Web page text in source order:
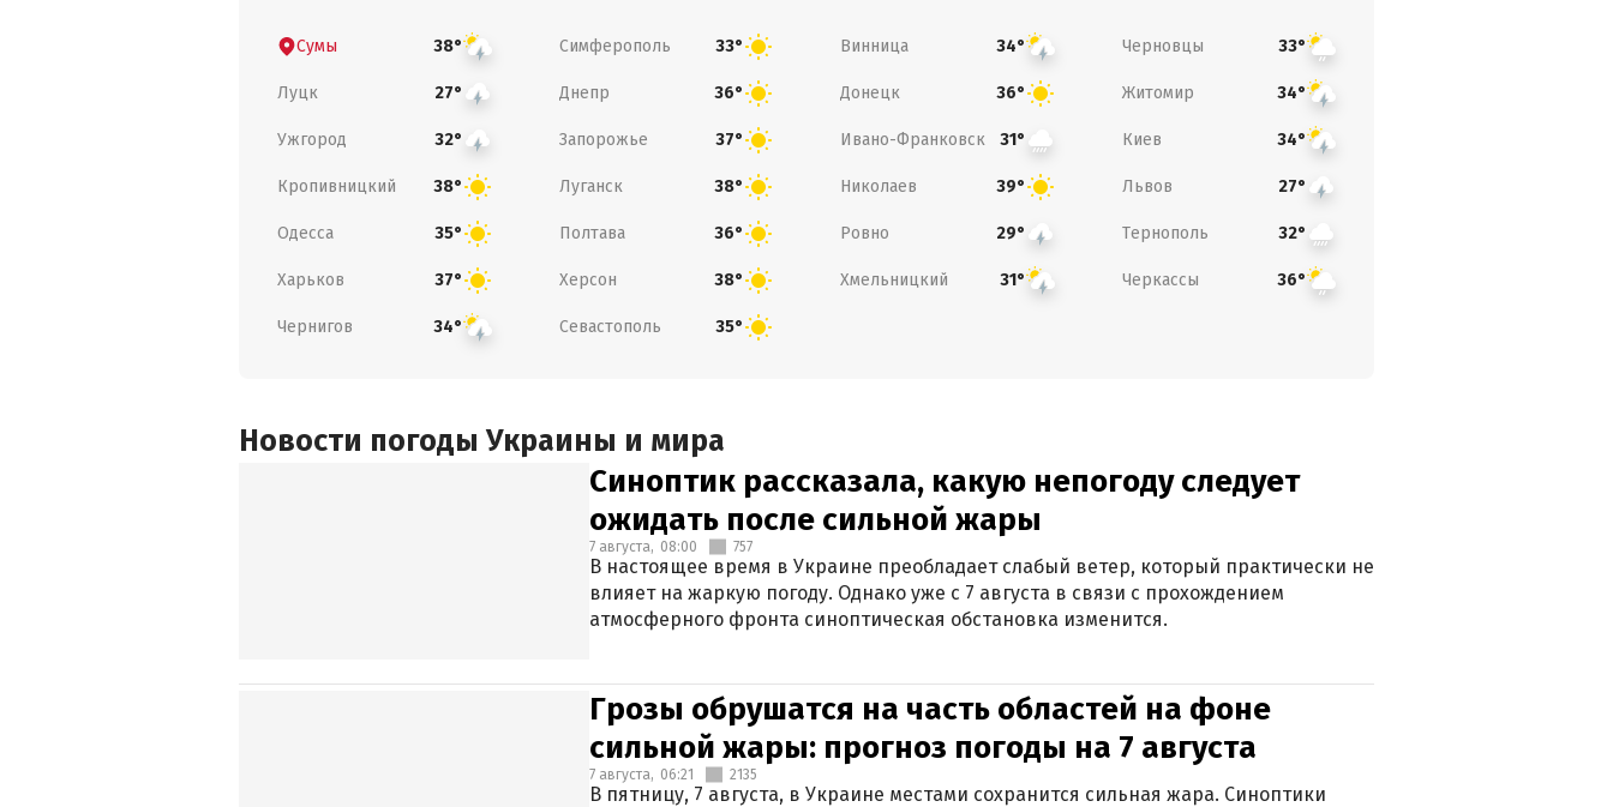
Сумы 38° Симферополь 33° Винница 34° Черновцы 33°
Луцк 27° Днепр 36° Донецк 36° Житомир 34°
Ужгород 32° Запорожье 37° Ивано-Франковск 31° Киев 34°
Кропивницкий 38° Луганск 38° Николаев 39° Львов 27°
Одесса 35° Полтава 36° Ровно 29° Тернополь 32°
Харьков 37° Херсон 38° Хмельницкий 31° Черкассы 36°
Чернигов 34° Севастополь 35°
Новости погоды Украины и мира
Синоптик рассказала, какую непогоду следует
ожидать после сильной жары
7 августа, 08:00 757
В настоящее время в Украине преобладает слабый ветер, который практически не
влияет на жаркую погоду. Однако уже с 7 августа в связи с прохождением
атмосферного фронта синоптическая обстановка изменится.
Грозы обрушатся на часть областей на фоне
сильной жары: прогноз погоды на 7 августа
7 августа, 06:21 2135
В пятницу, 7 августа, в Украине местами сохранится сильная жара. Синоптики